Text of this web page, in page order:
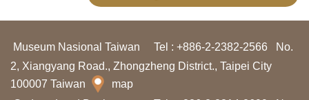
k
s
i
Museum Nasional Taiwan Tel : +886-2-2382-2566
No.
2, Xiangyang Road., Zhongzheng District., Taipei City
100007 Taiwan
map